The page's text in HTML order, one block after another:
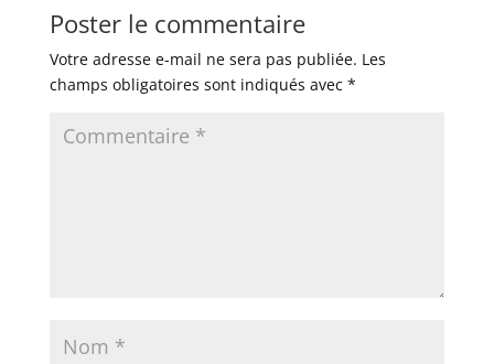
Poster le commentaire
Votre adresse e-mail ne sera pas publiée. Les
champs obligatoires sont indiqués avec *